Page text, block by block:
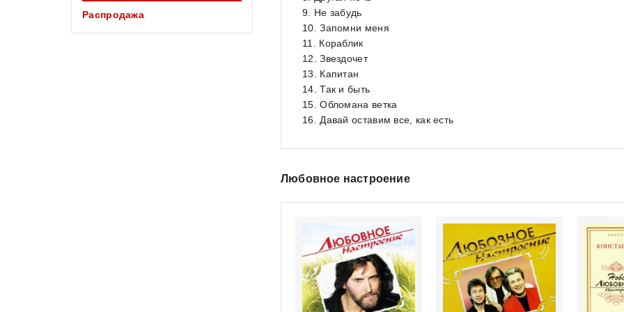
9. Не забудь
10. Запомни меня
11. Кораблик
12. Звездочет
13. Капитан
14. Так и быть
15. Обломана ветка
16. Давай оставим все, как есть
Любовное настроение
Распродажа